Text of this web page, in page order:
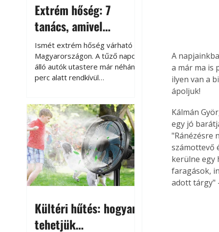
Extrém hőség: 7
tanács, amivel
megóvhatjuk
autónkat a nyári
károktól
Ismét extrém hőség várható
Magyarországon. A tűző napon
álló autók utastere már néhány
perc alatt rendkívül
megközelítheti. Ez nemcsak a
beszállást teszi kellemetlenné,
hanem az autó állapotára és a
benne hagyott tárgyakra is
káros hatással lehet. Néhány
egyszerű óvintézkedéssel
azonban jelentősen
csökkenthetjük a hőség káros
Kültéri hűtés: hogyan
tehetjük
A
a már ma is
ilyen van a
ápoljuk!
Kálmán
egy jó
"Ránézésre
számottevő
kerülne egy
faragások,
adott tárgy"